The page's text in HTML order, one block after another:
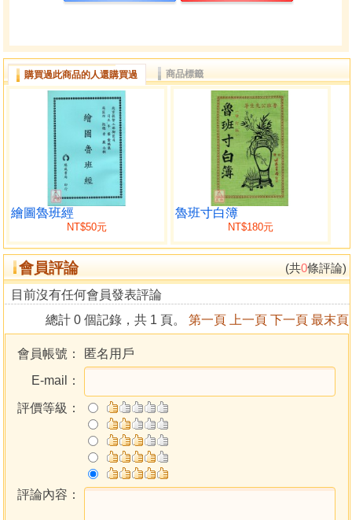
購買過此商品的人還購買過 商品標籤
繪圖魯班經
NT$50元
魯班寸白簿
NT$180元
會員評論 (共0條評論)
目前沒有任何會員發表評論
總計 0 個記錄，共 1 頁。 第一頁 上一頁 下一頁 最末頁
會員帳號：
匿名用戶
E-mail：
評價等級：
評論內容：